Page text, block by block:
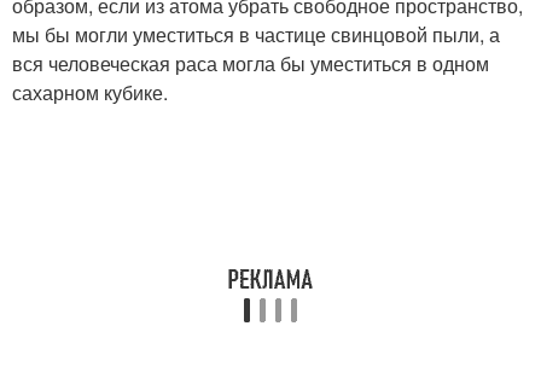
мы бы могли уместиться в частице свинцовой пыли, а
вся человеческая раса могла бы уместиться в одном
сахарном кубике.